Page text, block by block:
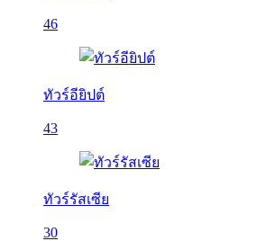
46
ทัวร์อียิปต์
43
ทัวร์รัสเซีย
30